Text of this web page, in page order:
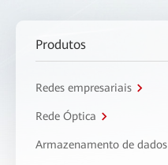
Produtos
Redes empresariais
Rede Óptica
Armazenamento de dados